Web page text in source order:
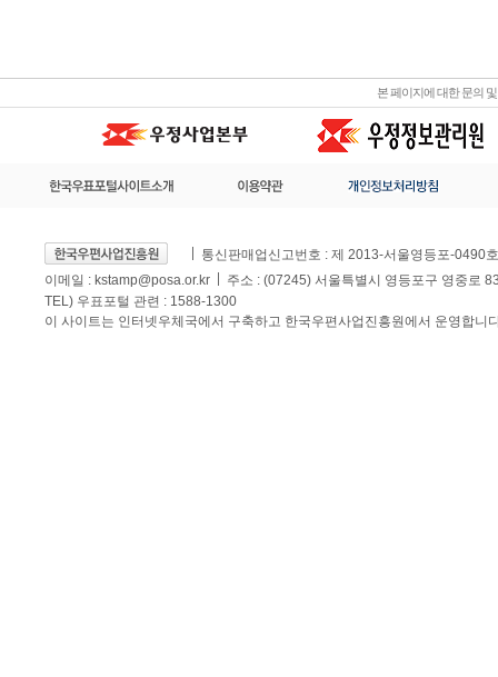
본 페이지에 대한 문의
통신판매업신고번호 : 제 2013-서울영등포-0490호
이메일 : kstamp@posa.or.kr
주소 : (07245) 서울특별시 영등포구 영중로
TEL) 우표포털 관련 : 1588-1300
이 사이트는 인터넷우체국에서 구축하고 한국우편사업진흥원에서 운영합니